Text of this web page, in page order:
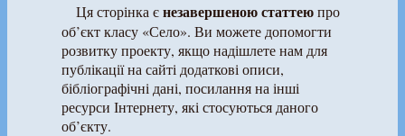
Ця сторінка єнезавершеною статтеюпро
об’єкт класу «Село». Ви можете допомогти
розвитку проекту, якщо надішлете нам для
публікації на сайті додаткові описи,
бібліографічні дані, посилання на інші
ресурси Інтернету, які стосуються даного
об’єкту.